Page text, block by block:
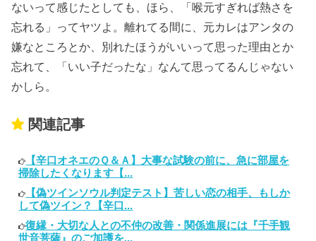
ないって感じたとしても、ほら、「喉元すぎれば熱さを
忘れる」ってヤツよ。離れてる間に、元カレはアンタの
嫌なところとか、別れたほうがいいって思った理由とか
忘れて、「いい子だったな」なんて思ってるんじゃない
かしら。
関連記事
【辛口オネエのＱ＆Ａ】大事な試験の前に、急に部屋を
掃除したくなります【...
【偽ツインソウル判定テスト】苦しい恋の相手、もしか
して偽ツイン？【辛口...
復縁・大切な人との不仲の改善・関係進展には『千手観
世音菩薩』のご加護を...